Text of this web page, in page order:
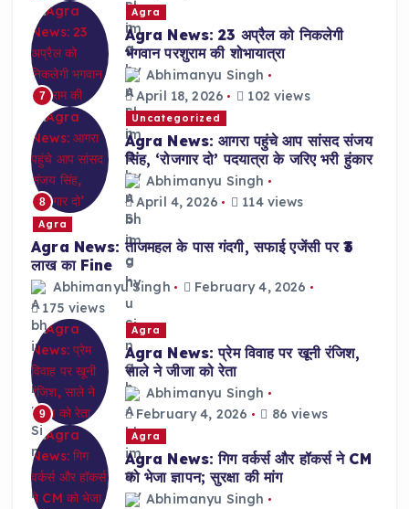
7
Agra
Agra News: 23 अप्रैल को निकलेगी
भगवान परशुराम की शोभायात्रा
Abhimanyu Singh
April 18, 2026
102 views
8
Uncategorized
Agra News: आगरा पहुंचे आप सांसद संजय
सिंह, ‘रोजगार दो’ पदयात्रा के जरिए भरी हुंकार
Abhimanyu Singh
April 4, 2026
114 views
Agra
Agra News: ताजमहल के पास गंदगी, सफाई एजेंसी पर ₹3
लाख का Fine
Abhimanyu Singh
February 4, 2026
175 views
9
Agra
Agra News: प्रेम विवाह पर खूनी रंजिश,
साले ने जीजा को रेता
Abhimanyu Singh
February 4, 2026
86 views
Agra
Agra News: गिग वर्कर्स और हॉकर्स ने CM
को भेजा ज्ञापन; सुरक्षा की मांग
Abhimanyu Singh